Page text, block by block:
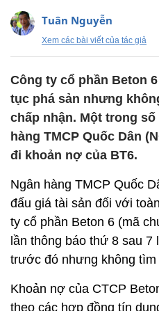
Tuân Nguyễn
Xem các bài viết của tác giả
Công ty cổ phần Beton
tục phá sản nhưng
chấp nhận. Một trong
hàng TMCP Quốc Dân
đi khoản nợ của BT6.
Ngân hàng TMCP Quốc
đấu giá tài sản đối với
ty cổ phần Beton 6 (mã
lần thông báo thứ 8 sau 7
trước đó nhưng không
Khoản nợ của CTCP
theo các hợp đồng tín